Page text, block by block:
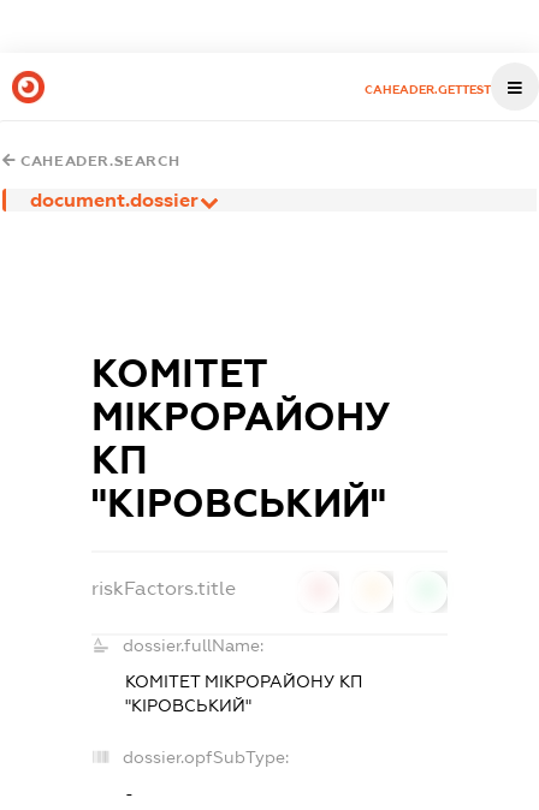
CAHEADER.GETTEST
CAHEADER.SEARCH
document.dossier
КОМІТЕТ
МІКРОРАЙОНУ
КП
"КІРОВСЬКИЙ"
riskFactors.title
dossier.fullName:
КОМІТЕТ МІКРОРАЙОНУ КП
"КІРОВСЬКИЙ"
dossier.opfSubType:
-